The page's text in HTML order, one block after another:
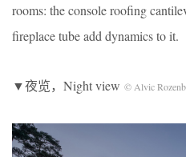
rooms: the console roofing
fireplace tube add dynamics to it.
▼夜览，Night view ©️ Alvic